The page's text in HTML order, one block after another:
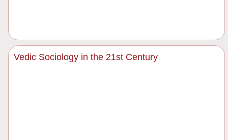
Vedic Sociology in the 21st Century